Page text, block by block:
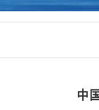
中